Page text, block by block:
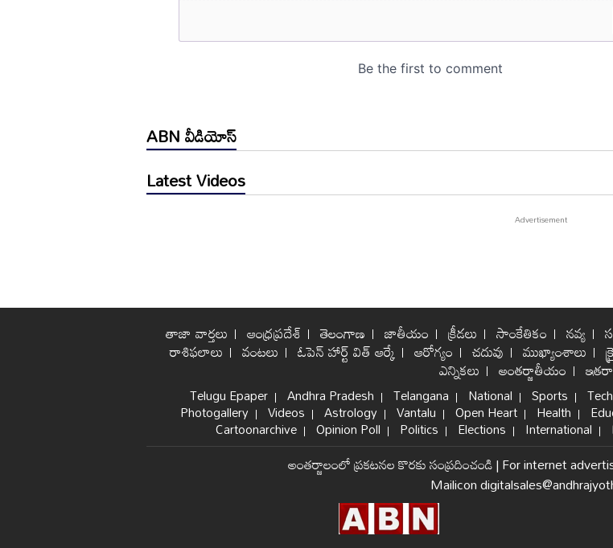
ABN వీడియోస్
Latest Videos
తాజా వార్తలు ఆంధ్రప్రదేశ్ తెలంగాణ జాతీయం క్రీడలు సాంకేతికం నవ్య
రాశిఫలాలు వంటలు ఓపెన్ హార్ట్ విత్ ఆర్కే ఆరోగ్యం చదువు ముఖ్యాంశాలు
ఎన్నికలు అంతర్జాతీయం
Telugu Epaper Andhra Pradesh Telangana National Sports
Photogallery Videos Astrology Vantalu Open Heart Health
Cartoonarchive Opinion Poll Politics Elections International
అంతర్జాలంలో ప్రకటనల కొరకు సంప్రదించండి|For internet
Mailicon